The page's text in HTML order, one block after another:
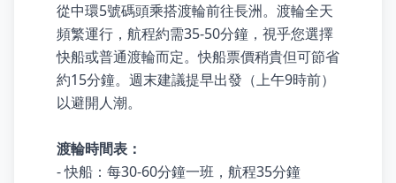
從中環5號碼頭乘搭渡輪前往長洲。渡輪全天
頻繁運行，航程約需35-50分鐘，視乎您選擇
快船或普通渡輪而定。快船票價稍貴但可節省
約15分鐘。週末建議提早出發（上午9時前）
以避開人潮。
渡輪時間表：
- 快船：每30-60分鐘一班，航程35分鐘